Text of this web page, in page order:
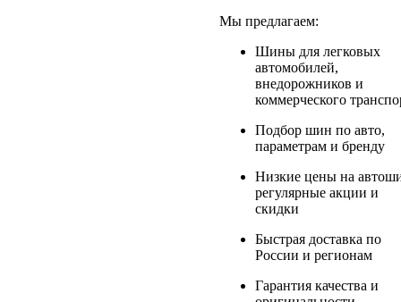
Мы предлагаем:
Шины для легковых
автомобилей,
внедорожников и
коммерческого
Подбор шин по авто,
параметрам и бренду
Низкие цены на
регулярные акции и
скидки
Быстрая доставка по
России и регионам
Гарантия качества и